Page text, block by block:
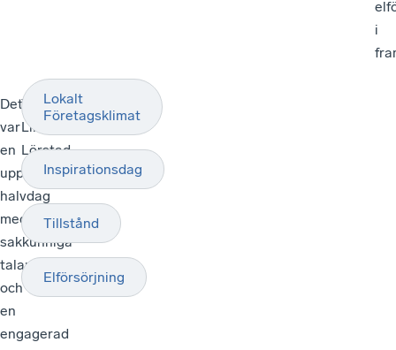
i
Det
var
en
uppskattad
halvdag
med
sakkunniga
talare
och
en
engagerad
Text:
Linus
Lörstad
Lokalt
Företagsklimat
Inspirationsdag
Tillstånd
Elförsörjning